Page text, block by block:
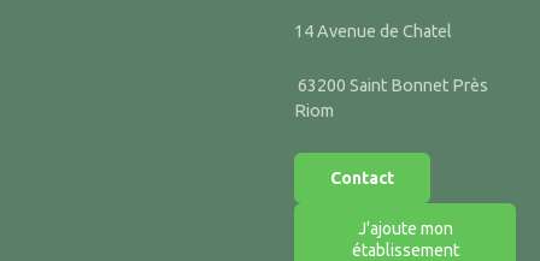
14 Avenue de Chatel
63200 Saint Bonnet Près
Riom
Contact
J'ajoute mon
établissement